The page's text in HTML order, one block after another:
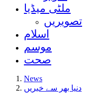
ملٹی میڈیا
تصویریں
اسلام
موسم
صحت
News
دنیا بھر سے خبریں